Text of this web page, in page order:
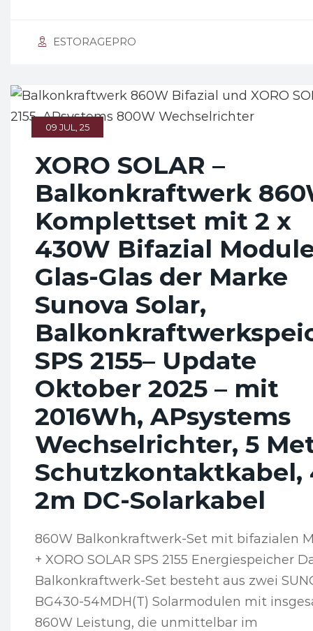
ESTORAGEPRO
09 JUL, 25
XORO SOLAR –
Balkonkraftwerk
Komplettset mit 2 x
430W Bifazial
Glas-Glas der Marke
Sunova Solar,
SPS 2155– Update
Oktober 2025 – mit
2016Wh, APsystems
Wechselrichter, 5
Schutzkontaktkabel,
2m DC-Solarkabel
860W Balkonkraftwerk-Set mit bifazialen
+ XORO SOLAR SPS 2155 Energiespeicher
Balkonkraftwerk-Set besteht aus zwei
BG430-54MDH(T) Solarmodulen mit
860W Leistung, die unmittelbar im